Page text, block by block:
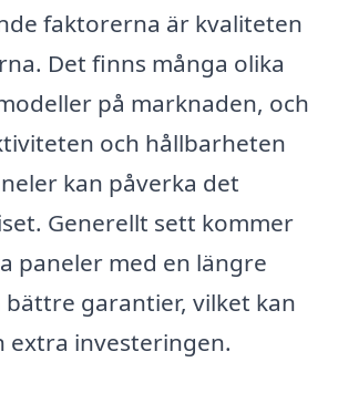
faktorerna är kvaliteten
Det finns många olika
på marknaden, och
och hållbarheten
kan påverka det
Generellt sett kommer
paneler med en längre
bättre garantier, vilket kan
extra investeringen.